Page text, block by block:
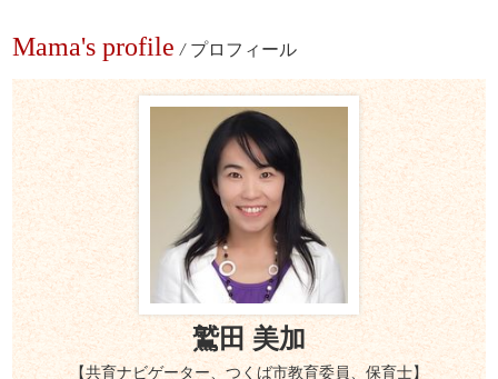
Mama's profile / プロフィール
鷲田 美加
【共育ナビゲーター、つくば市教育委員、保育士】